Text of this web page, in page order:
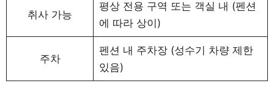
취사 가능
평상 전용 구역 또는 객실 내 (펜션
에 따라 상이)
주차
펜션 내 주차장 (성수기 차량 제한
있음)